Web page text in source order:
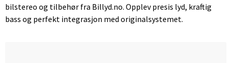
bilstereo og tilbehør fra Billyd.no. Opplev presis lyd, kraftig
bass og perfekt integrasjon med originalsystemet.